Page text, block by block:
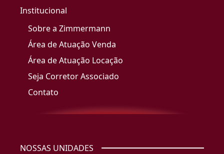
Institucional
Sobre a Zimmermann
Área de Atuação Venda
Área de Atuação Locação
Seja Corretor Associado
Contato
NOSSAS UNIDADES